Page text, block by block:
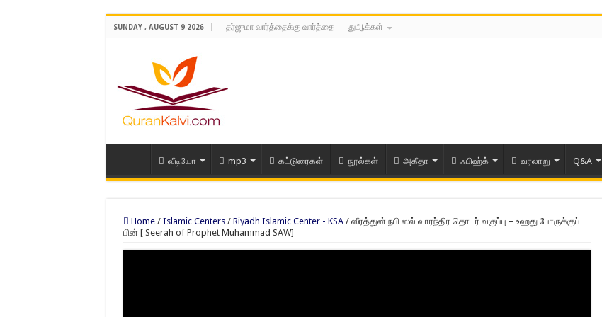
SUNDAY , AUGUST 9 2026 தர்ஜுமா வார்த்தைக்கு வார்த்தை துஆக்கள்
வீடியோ mp3 கட்டுரைகள் நூல்கள் அகீதா ஃபிஹ்க் வரலாறு Q&A
Home / Islamic Centers / Riyadh Islamic Center - KSA / ஸீரத்துன் நபி ஸல் வாரந்திர தொடர் வகுப்பு – உஹது போருக்குப்
பின் [ Seerah of Prophet Muhammad SAW]